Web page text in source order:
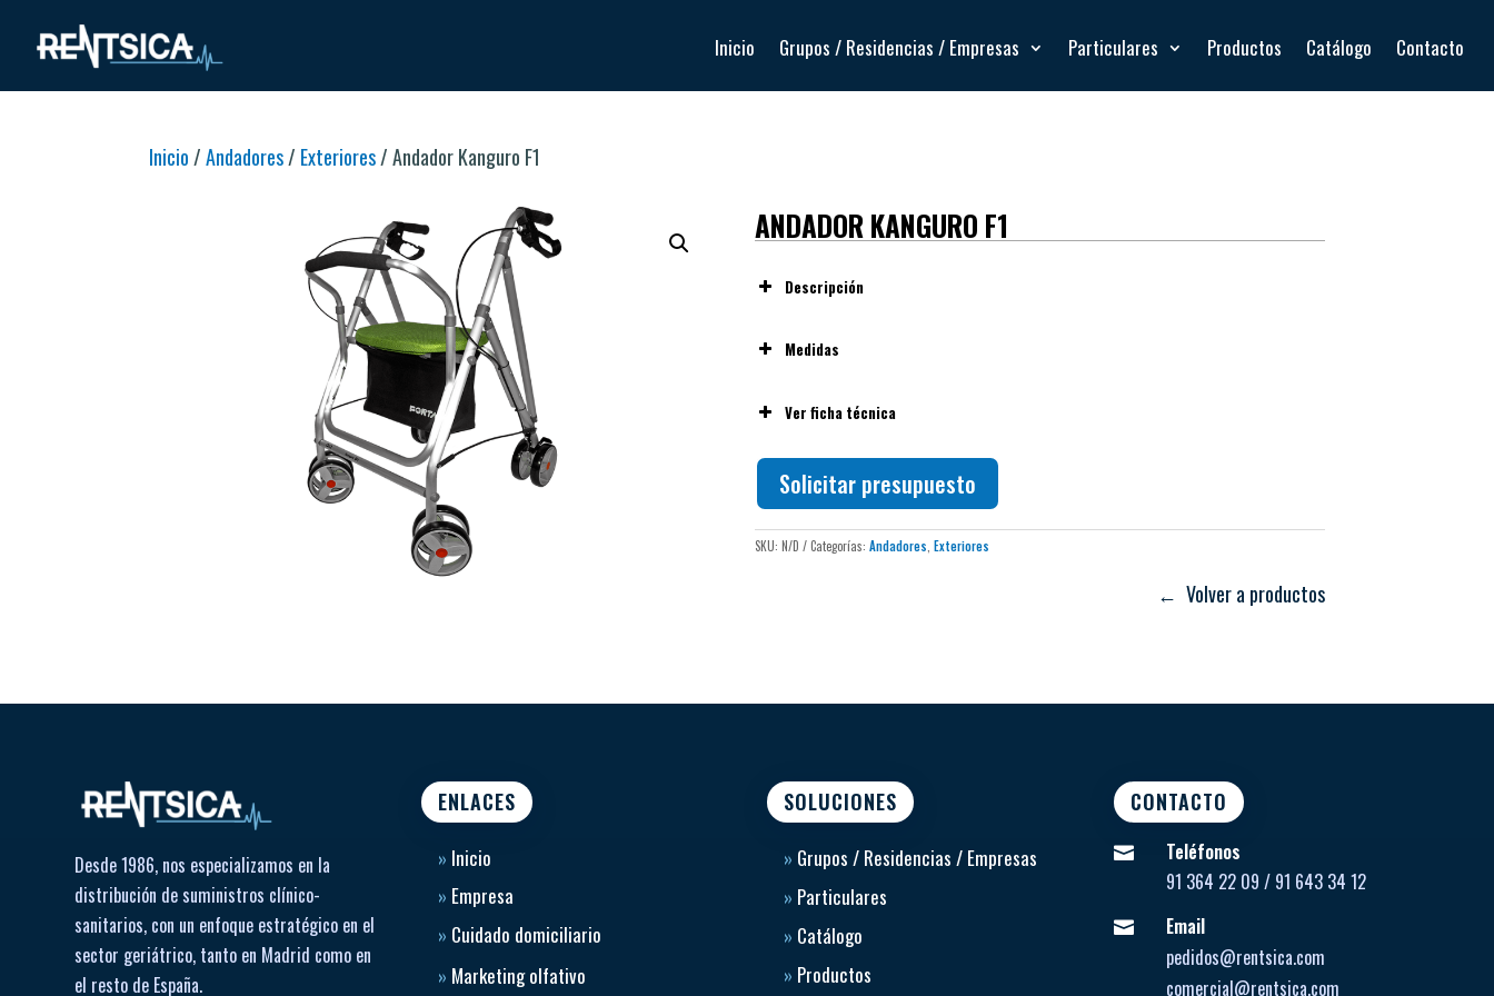
Inicio Grupos / Residencias / Empresas Particulares Productos Catálogo Contacto
Inicio /Andadores/ Exteriores/ Andador Kanguro F1
ANDADOR KANGURO F1
Descripción
Medidas
Ver ficha técnica
Solicitar presupuesto
SKU: N/D Categorías: Andadores Exteriores
← Volver a productos
Desde 1986, nos especializamos en la
distribución de suministros clínico-
sanitarios, con un enfoque estratégico en el
sector geriátrico, tanto en Madrid como en
el resto de España.
ENLACES
» Inicio
» Empresa
» Cuidado domiciliario
» Marketing olfativo
SOLUCIONES
» Grupos / Residencias / Empresas
» Particulares
» Catálogo
» Productos
CONTACTO

Teléfonos
91 364 22 09 / 91 643 34 12

Email
pedidos@rentsica.com
comercial@rentsica.com